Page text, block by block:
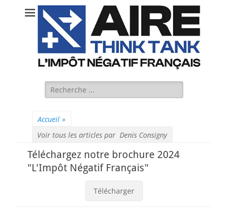
Rechercher :
Accueil »
Voir tous les articles par Denis Consigny
Téléchargez notre brochure 2024
"L'Impôt Négatif Français"
Télécharger